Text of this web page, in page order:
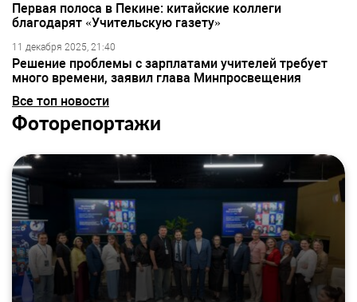
Первая полоса в Пекине: китайские коллеги
благодарят «Учительскую газету»
11 декабря 2025, 21:40
Решение проблемы с зарплатами учителей требует
много времени, заявил глава Минпросвещения
Все топ новости
Фоторепортажи